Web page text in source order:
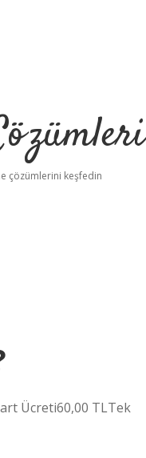
çözümlerini keşfedin
Ücreti60,00 TLTek